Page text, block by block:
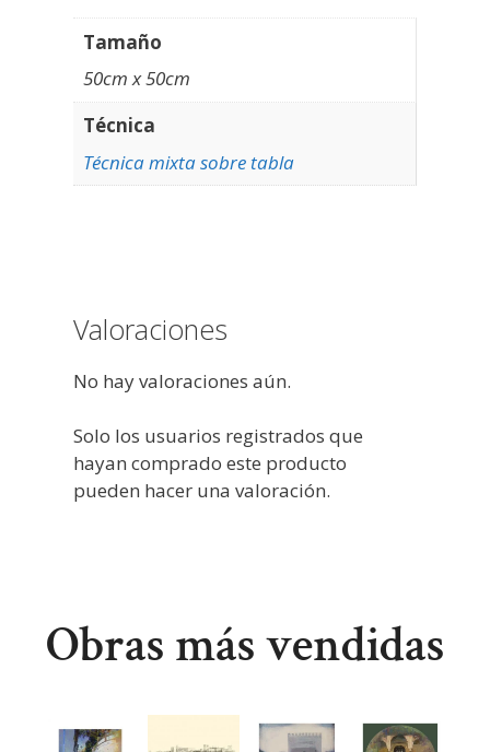
Tamaño
50cm x 50cm
Técnica
Técnica mixta sobre tabla
Valoraciones
No hay valoraciones aún.
Solo los usuarios registrados que
hayan comprado este producto
pueden hacer una valoración.
Obras más vendidas